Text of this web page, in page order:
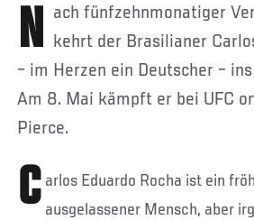
Nach fünfzehnmonatiger Verletzungspause kehrt der Brasilianer
– im Herzen ein Deutscher –
Am 8. Mai kämpft er bei UFC
Pierce.
C arlos Eduardo Rocha ist ein
ausgelassener Mensch, aber